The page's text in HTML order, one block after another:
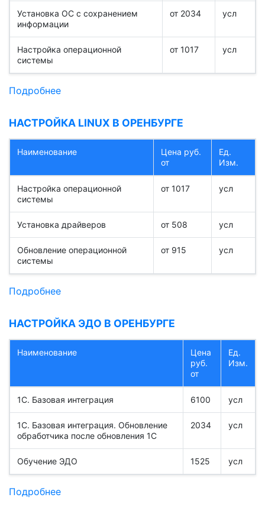
Установка ОС с сохранением
информации
от 2034 усл
Настройка операционной
системы
от 1017 усл
Подробнее
НАСТРОЙКА LINUX В ОРЕНБУРГЕ
Наименование
Цена руб.
от
Ед.
Изм.
Настройка операционной
системы
от 1017 усл
Установка драйверов от 508 усл
Обновление операционной
системы
от 915 усл
Подробнее
НАСТРОЙКА ЭДО В ОРЕНБУРГЕ
Наименование
Цена
руб.
от
Ед.
Изм.
1С. Базовая интеграция 6100 усл
1С. Базовая интеграция. Обновление
обработчика после обновления 1С
2034 усл
Обучение ЭДО 1525 усл
Подробнее